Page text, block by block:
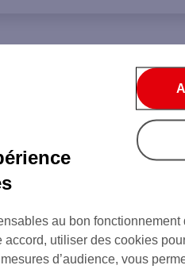
qu'il faut savoir...
au bon fonctionnement
utiliser des cookies
d’audience, vous